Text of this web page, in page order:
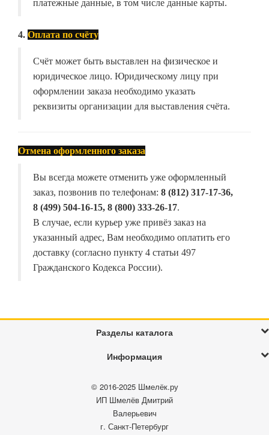
платежные данные, в том числе данные карты.
4. Оплата по счёту
Счёт может быть выставлен на физическое и
юридическое лицо. Юридическому лицу при
оформлении заказа необходимо указать
реквизиты организации для выставления счёта.
Отмена оформленного заказа
Вы всегда можете отменить уже оформленный
заказ, позвонив по телефонам: 8 (812) 317-17-36,
8 (499) 504-16-15, 8 (800) 333-26-17.
В случае, если курьер уже привёз заказ на
указанный адрес, Вам необходимо оплатить его
доставку (согласно пункту 4 статьи 497
Гражданского Кодекса России).
Разделы каталога
Информация
© 2016-2025 Шмелёк.ру
ИП Шмелёв Дмитрий
Валерьевич
г. Санкт-Петербург